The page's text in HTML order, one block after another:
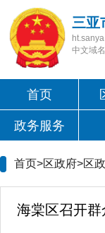
三亚
中文域
首页
政务服务
首页>区政府>区
海棠区召开